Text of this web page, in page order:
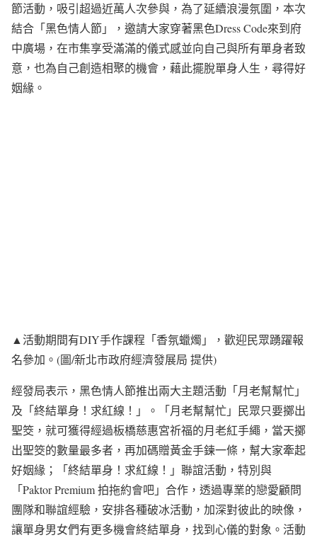
節活動，吸引超過近萬人次參與，為了延續浪漫氛圍，本次
結合「黑色情人節」，邀請大家穿著黑色Dress Code來到府
中廣場，在市集享受滿滿的儀式感並向自己與所有單身者致
意，也為自己創造相聚的機會，藉此擺脫單身人生，尋得好
姻緣。
▲活動期間有DIY手作課程「香氛蠟燭」，歡迎民眾踴躍報
名參加。(圖/新北市政府經濟發展局 提供)
經發局表示，黑色情人節推出兩大主題活動「月老幫幫忙」
及「終結單身！求紅線！」。「月老幫幫忙」民眾只要擲出
聖筊，就可獲得經過板橋慈惠宮祈福的月老紅手繩，當天擲
出聖筊的數量最多者，再加碼贈黃金手鍊一條，幫大家牽起
好姻緣；「終結單身！求紅線！」聯誼活動，特別與
「Paktor Premium 拍拖約會吧」合作，透過專業的戀愛顧問
團隊和聯誼經驗，安排各種破冰活動，加深對彼此的映像，
讓單身男女們有更多機會終結單身，找到心儀的對象。活動